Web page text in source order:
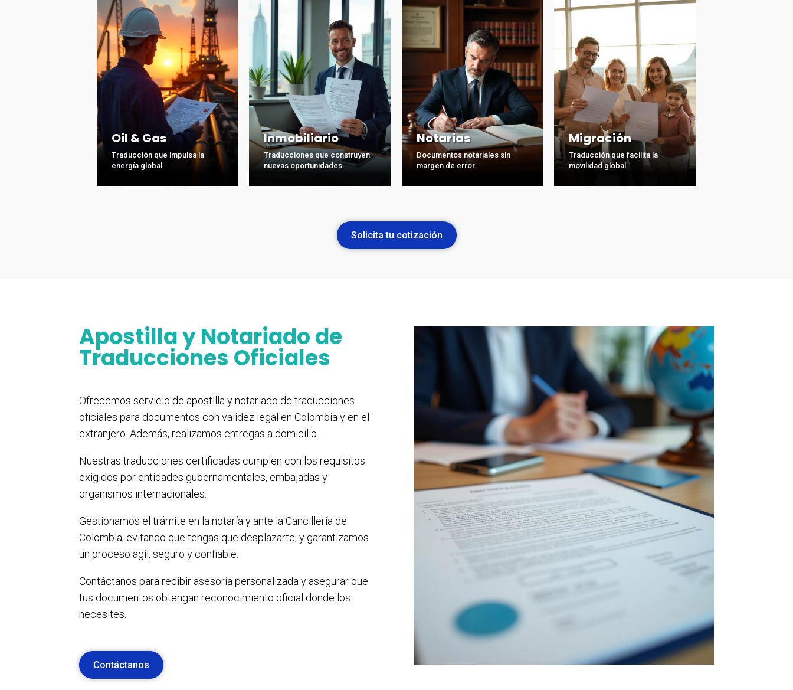
Oil & Gas
Traducción que impulsa la
energía global.
Inmobiliario
Traducciones que construyen
nuevas oportunidades.
Notarias
Documentos notariales sin
margen de error.
Migración
Traducción que facilita la
movilidad global.
Solicita tu cotización
Apostilla y Notariado de
Traducciones Oficiales
Ofrecemos servicio de apostilla y notariado de traducciones
oficiales para documentos con validez legal en Colombia y en el
extranjero. Además, realizamos entregas a domicilio.
Nuestras traducciones certificadas cumplen con los requisitos
exigidos por entidades gubernamentales, embajadas y
organismos internacionales.
Gestionamos el trámite en la notaría y ante la Cancillería de
Colombia, evitando que tengas que desplazarte, y garantizamos
un proceso ágil, seguro y confiable.
Contáctanos para recibir asesoría personalizada y asegurar que
tus documentos obtengan reconocimiento oficial donde los
necesites.
Contáctanos